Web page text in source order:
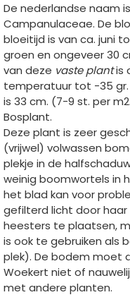
De nederlandse naam is
Campanulaceae. De
bloeitijd is van ca. juni
groen en ongeveer 30
van deze vaste plantis
temperatuur tot -35
is 33 cm. (7-9 st. per
Bosplant.
Deze plant is zeer
(vrijwel) volwassen
plekje in de
weinig boomwortels in
het blad kan voor
gefilterd licht door
heesters te plaatsen,
is ook te gebruiken als
plek). De bodem moet
Woekert niet of
met andere planten.